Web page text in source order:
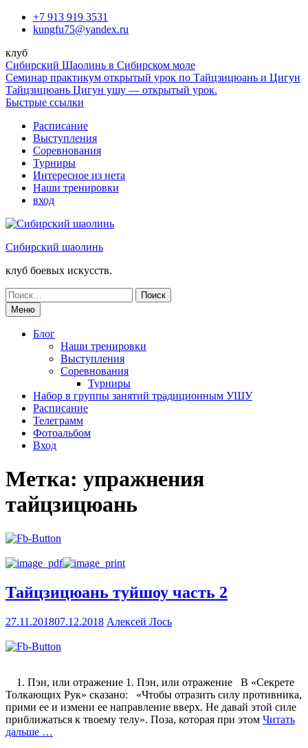
Перейти+7 913 919 3531
kungfu75@yandex.ru
клуб
Сибирский Шаолинь в Сибирском моле
Семинар практикум открытый урок по Тайцзицюань и Цигун
Тайцзицюань Цигун ушу — открытый урок.
Быстрые ссылки
Расписание
Выступления
Соревнования
Турниры
Интересное из нета
Наши тренировки
вход
Сибирский шаолинь
клуб боевых искусств.
Поиск
по:Меню
Блог
Наши тренировки
Выступления
Соревнования
Турниры
Набор в группы занятий традиционным УШУ
Расписание
Телеграмм
Фотоальбом
Вход
Метка: упражнения
тайцзицюань
Тайцзицюань туйшоу часть 2
27.11.201807.12.2018 Алексей Лось
1. Пэн, или отражение 1. Пэн, или отражение В «Секрете
Толкающих Рук» сказано: «Чтобы отразить силу противника,
прими ее и измени ее направление вверх. Не давай этой силе
приближаться к твоему телу». Поза, которая при этом Читать
дальше …